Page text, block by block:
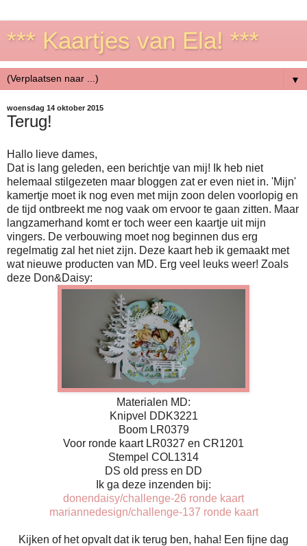
*** Kaartjes van Ela! ***
▼
woensdag 14 oktober 2015
Terug!
Hallo lieve dames,
Dat is lang geleden, een berichtje van mij! Ik heb niet
helemaal stilgezeten maar bloggen zat er even niet in. 'Mijn'
kamertje moet ik nog even met mijn zoon delen voorlopig en
de tijd ontbreekt me nog vaak om ervoor te gaan zitten. Maar
langzamerhand komt er toch weer een kaartje uit mijn
vingers. De verbouwing moet nog beginnen dus erg
regelmatig zal het niet zijn. Deze kaart heb ik gemaakt met
wat nieuwe producten van MD. Erg veel leuks weer! Zoals
deze Don&Daisy:
Materialen MD:
Knipvel DDK3221
Boom LR0379
Voor ronde kaart LR0327 en CR1201
Stempel COL1314
DS old press en DD
Ik ga deze inzenden bij:
donendaisy/challenge-26 ronde kaart
mariannedesign/challenge-137 ronde kaart
Kijken of het opvalt dat ik terug ben, haha! Een fijne dag